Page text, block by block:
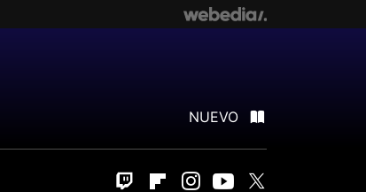
NUEVO
Twitch FlipboardInstagram
Youtube